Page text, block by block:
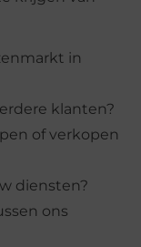
in
klanten?
of verkopen
diensten?
ons